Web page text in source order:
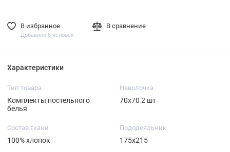
В избранное
Добавили 8 человек
В сравнение
Характеристики
Тип товара
Комплекты постельного
белья
Наволочка
70х70 2 шт
Состав ткани
100% хлопок
Пододеяльник
175х215